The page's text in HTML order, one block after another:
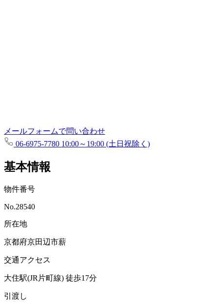
メールフォームで問い合わせ
06-6975-7780 10:00～19:00 (土日祝除く)
基本情報
物件番号
No.28540
所在地
京都府京田辺市薪
交通アクセス
大住駅(JR片町線) 徒歩17分
引渡し